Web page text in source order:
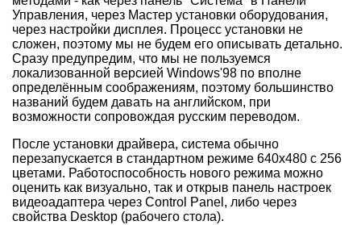
Управления, через Мастер установки оборудования,
через настройки дисплея. Процесс установки не
сложен, поэтому мы не будем его описывать детально.
Сразу предупредим, что мы не пользуемся
локализованной версией Windows'98 по вполне
определённым соображениям, поэтому большинство
названий будем давать на английском, при
возможности сопровождая русским переводом.
После установки драйвера, система обычно
перезапускается в стандартном режиме 640x480 с 256
цветами. Работоспособность нового режима можно
оценить как визуально, так и открыв панель настроек
видеоадаптера через Control Panel, либо через
свойства Desktop (рабочего стола).